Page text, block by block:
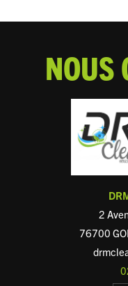
NOUS
2
76700